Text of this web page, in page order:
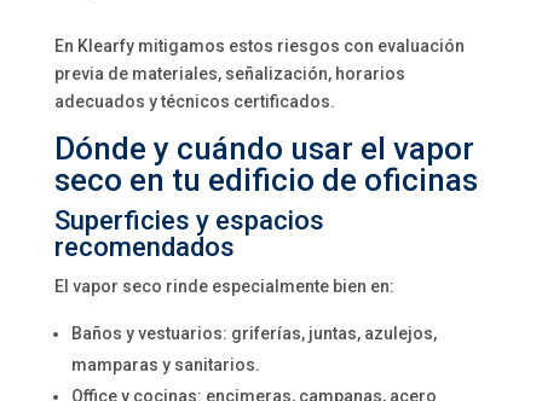
En Klearfy mitigamos estos riesgos con evaluación
previa de materiales, señalización, horarios
adecuados y técnicos certificados.
Dónde y cuándo usar el vapor
seco en tu edificio de oficinas
Superficies y espacios
recomendados
El vapor seco rinde especialmente bien en:
Baños y vestuarios: griferías, juntas, azulejos,
mamparas y sanitarios.
Office y cocinas: encimeras, campanas, acero